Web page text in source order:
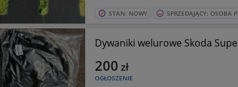
STAN: NOWY SPRZEDAJĄCY: OSOBA
Dywaniki welurowe Skoda
OGŁOSZENIE
200 zł